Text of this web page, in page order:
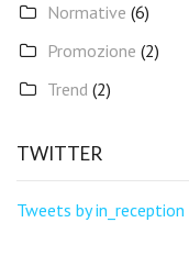
Normative (6)
Promozione (2)
Trend (2)
TWITTER
Tweets by in_reception